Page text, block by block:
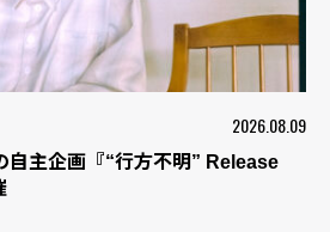
2026.08.09
自主企画『“行方不明” Release